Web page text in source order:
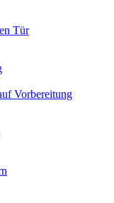
Tür
Vorbereitung